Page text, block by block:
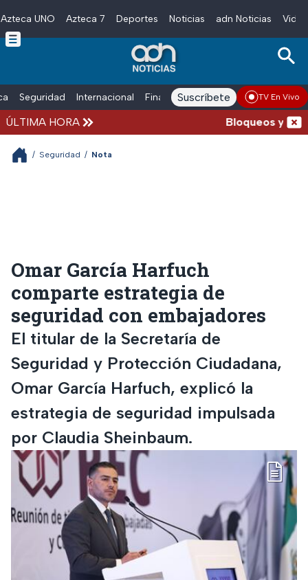
Skip to main content
Azteca UNO Azteca 7 Deportes Noticias adn Noticias
Seguridad Internacional Finanzas adn Noticias Radio
Suscríbete TV En Vivo
ÚLTIMA HORA Bloqueos y
/ Seguridad / Nota
Omar García Harfuch
comparte estrategia de
seguridad con embajadores
El titular de la Secretaría de
Seguridad y Protección Ciudadana,
Omar García Harfuch, explicó la
estrategia de seguridad impulsada
por Claudia Sheinbaum.